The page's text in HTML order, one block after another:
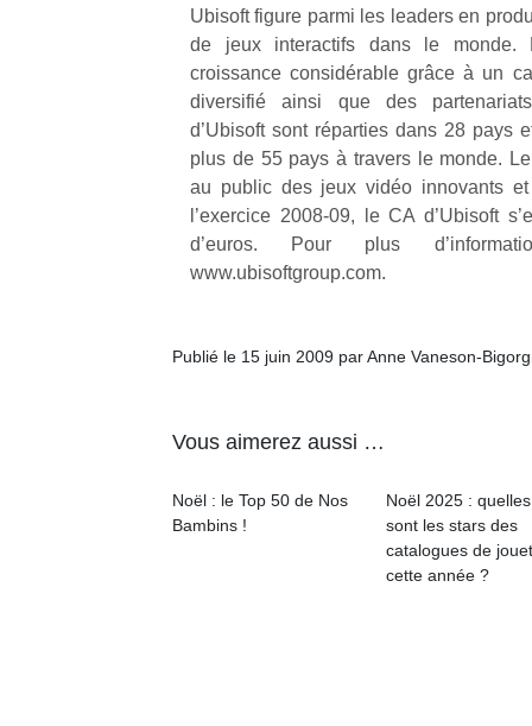
Ubisoft figure parmi les leaders en
de jeux interactifs dans le
croissance considérable grâce à un
diversifié ainsi que des
d’Ubisoft sont réparties dans 28 pays
plus de 55 pays à travers le monde.
au public des jeux vidéo innovants et
l’exercice 2008-09, le CA d’Ubisoft
d’euros. Pour plus
www.ubisoftgroup.com.
Publié le 15 juin 2009 par Anne Vaneson-
Vous aimerez aussi …
Noël : le Top 50 de Nos
Bambins !
Noël 2025 : quelles
sont les stars des
catalogues de
cette année ?
Varier les
occupations
n’est pas
toujours
simple.
Conjuguer
divertissement,
activité
physique
ou
apprentissage…
jours, c’est
l’occasion
rêvée
pour les
enfants